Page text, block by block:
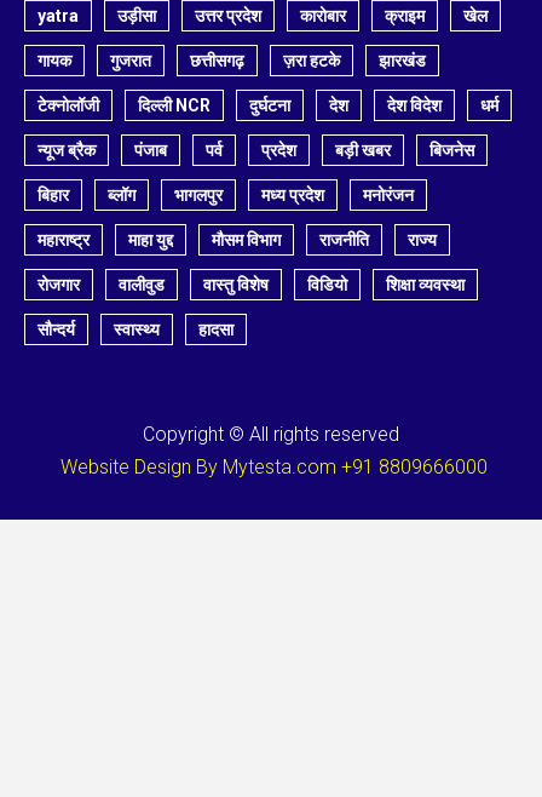
yatra उड़ीसा उत्तर प्रदेश कारोबार क्राइम खेल
गायक गुजरात छत्तीसगढ़ ज़रा हटके झारखंड
टेक्नोलॉजी दिल्ली NCR दुर्घटना देश देश विदेश धर्म
न्यूज ब्रैक पंजाब पर्व प्रदेश बड़ी खबर बिजनेस
बिहार ब्लॉग भागलपुर मध्य प्रदेश मनोरंजन
महाराष्ट्र माहा युद्द मौसम विभाग राजनीति राज्य
रोजगार वालीवुड वास्तु विशेष विडियो शिक्षा व्यवस्था
सौन्दर्य स्वास्थ्य हादसा
Copyright © All rights reserved
Website Design By Mytesta.com +91 8809666000